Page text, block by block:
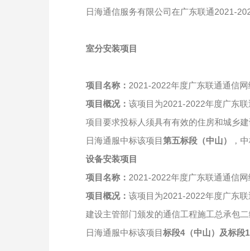
日海通信服务有限公司在广东联通2021-
室分安装项目
项目名称： 2021-2022年度广东联通通信
项目概况： 该项目为2021-2022年度广东
项目要求投标人须具有有效的住房和城乡
日海通服中标该项目第五标段（中山） ，
设备安装项目
项目名称： 2021-2022年度广东联通通信
项目概况： 该项目为2021-2022年度广东
建设主管部门颁发的通信工程施工总承包二
日海通服中标该项目标段4（中山）及标段